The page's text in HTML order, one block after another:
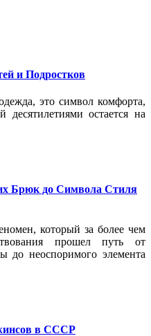
и Подростков
это символ комфорта,
десятилетиями остается на
Брюк до Символа Стиля
который за более чем
прошел путь от
до неоспоримого элемента
в СССР